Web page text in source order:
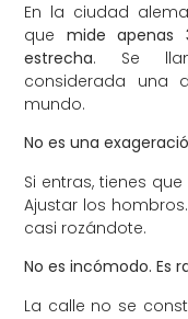
En la ciudad
que mide apenas
estrecha. Se
considerada una
mundo.
No es una
Si entras, tienes
Ajustar los
casi rozándote.
No es incómodo. Es
La calle no se